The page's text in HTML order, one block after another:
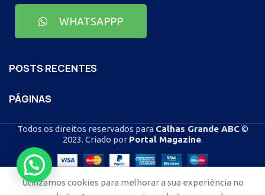
WHATSAPPP
POSTS RECENTES
PÁGINAS
Todos os direitos reservados para Calhas Grande ABC©
2023. Criado por Portal Magazine.
Utilizamos cookies para melhorar a sua experiência no